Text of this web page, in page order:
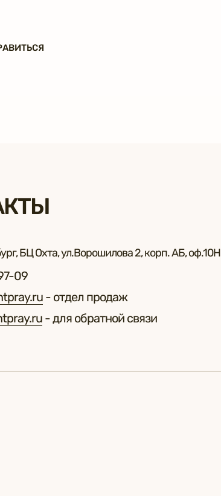
БЦ Охта, ул.Ворошилова 2, корп. АБ, оф.10Н
09
- отдел продаж
- для обратной связи